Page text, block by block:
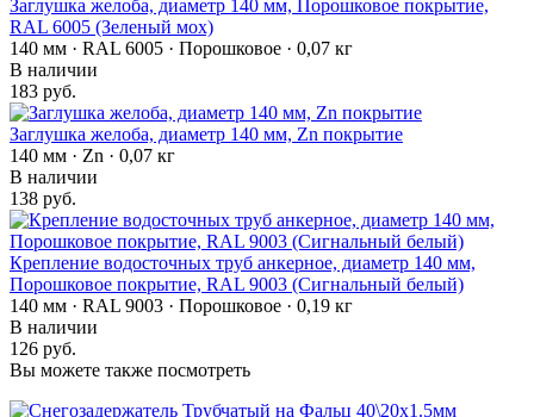
Заглушка желоба, диаметр 140 мм, Порошковое покрытие,
RAL 6005 (Зеленый мох)
140 мм · RAL 6005 · Порошковое · 0,07 кг
В наличии
183 руб.
Заглушка желоба, диаметр 140 мм, Zn покрытие
140 мм · Zn · 0,07 кг
В наличии
138 руб.
Крепление водосточных труб анкерное, диаметр 140 мм,
Порошковое покрытие, RAL 9003 (Сигнальный белый)
140 мм · RAL 9003 · Порошковое · 0,19 кг
В наличии
126 руб.
Вы можете также посмотреть